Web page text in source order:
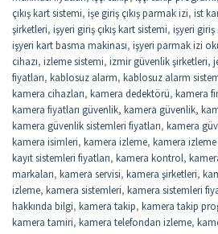
çıkış kart sistemi, işe giriş çıkış parmak izi, ist
şirketleri, işyeri giriş çıkış kart sistemi, işyeri giriş
işyeri kart basma makinası, işyeri parmak izi
cihazı, izleme sistemi, izmir güvenlik şirketleri,
fiyatları, kablosuz alarm, kablosuz alarm
kamera cihazları, kamera dedektörü, kamera
kamera fiyatları güvenlik, kamera güvenlik,
kamera güvenlik sistemleri fiyatları, kamera
kamera isimleri, kamera izleme, kamera izleme
kayıt sistemleri fiyatları, kamera kontrol,
markaları, kamera servisi, kamera şirketleri,
izleme, kamera sistemleri, kamera sistemleri
hakkında bilgi, kamera takip, kamera takip
kamera tamiri, kamera telefondan izleme,